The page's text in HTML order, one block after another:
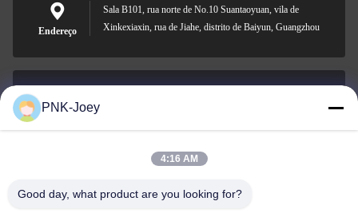
Endereço
Sala B101, rua norte de No.10 Suantaoyuan, vila de
Xinkexiaxin, rua de Jiahe, distrito de Baiyun, Guangzhou
008613580404923
PNK-Joey
4:16 AM
Good day, what product are you looking for?